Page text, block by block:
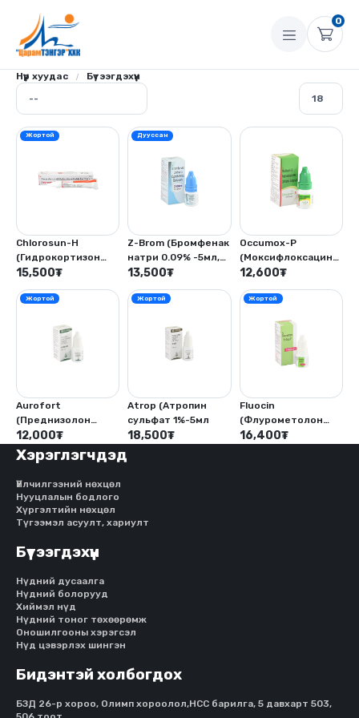
0
Нүүр хуудас Бүтээгдэхүүн
Жортой
Chlorosun-H
(Гидрокортизон
ацетат - 5мг,
10мг 5гр)
15,500₮
Дууссан
Z-Brom (Бромфенак
натри 0.09% -5мл,
Бензалкониум
13,500₮
Occumox-P
(Моксифлоксацин
гидрохлорид -
Преднизолоны
12,600₮
Жортой
Aurofort
(Преднизолон
ацетат 1%-5мл)
12,000₮
Жортой
Atrop (Атропин
сульфат 1%-5мл
18,500₮
Жортой
Fluocin
(Флурометолон
0.1%-5мл)
16,400₮
Хэрэглэгчдэд
Үйлчилгээний нөхцөл
Нууцлалын бодлого
Хүргэлтийн нөхцөл
Түгээмэл асуулт, хариулт
Бүтээгдэхүүн
Нүдний дусаалга
Нүдний болорууд
Хиймэл нүд
Нүдний тоног төхөөрөмж
Оношилгооны хэрэгсэл
Нүд цэвэрлэх шингэн
Бидэнтэй холбогдох
БЗД 26-р хороо, Олимп хороолол,HCC барилга, 5 давхарт 503,